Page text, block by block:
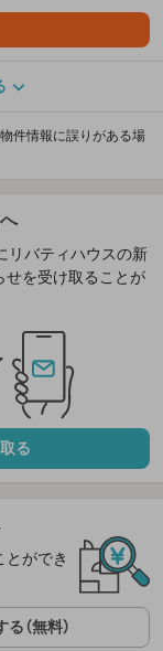
件情報に誤りがある場
リバティハウスの新
せを受け取ることが
る
とができ
（無料）